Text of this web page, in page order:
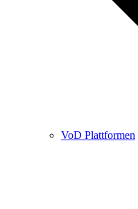
VoD Plattformen